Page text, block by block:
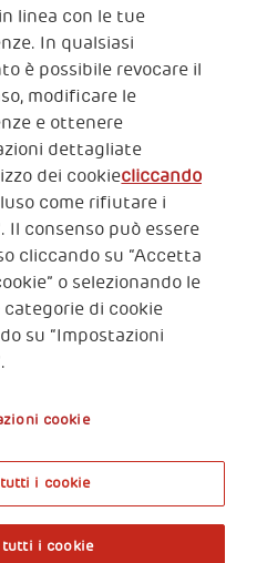
degli Abruzzi 34132
Italy
90017740326
01372940328
Policy cookies
Potential
libero alla mostra
linea con le tue
In qualsiasi
è possibile revocare il
modificare le
e ottenere
dettagliate
dei cookiecliccando
come rifiutare i
Il consenso può essere
cliccando su “Accetta
o selezionando le
categorie di cookie
su “Impostazioni
cookie
i cookie
tutti i cookie